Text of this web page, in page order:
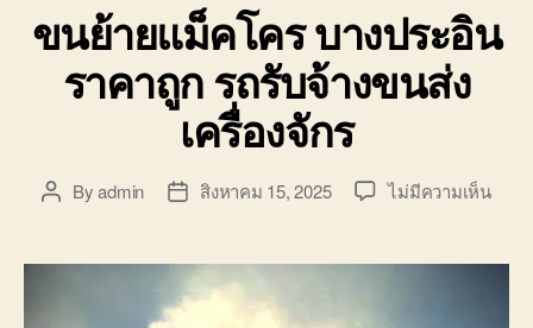
ขนย้ายแม็คโคร บางประอิน
ราคาถูก รถรับจ้างขนส่ง
เครื่องจักร
PostByadmin
Postสิงหาคม 15, 2025 ไม่มีความเห็นบน
แม็ค